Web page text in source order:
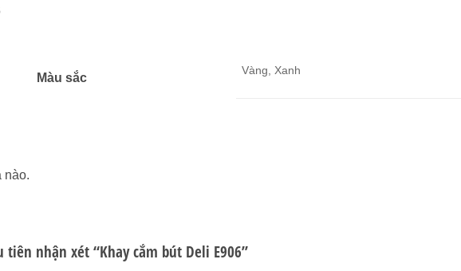
Màu sắc
Vàng, Xanh
nào.
tiên nhận xét “Khay cắm bút Deli E906”